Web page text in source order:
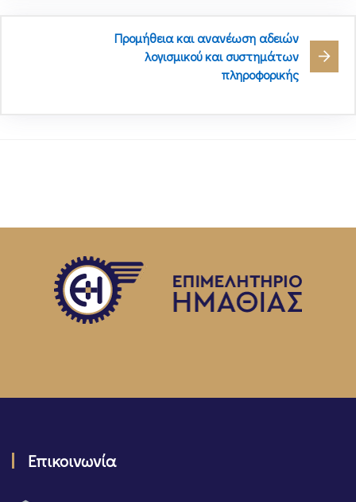
Προμήθεια και ανανέωση αδειών
λογισμικού και συστημάτων
πληροφορικής
Επικοινωνία